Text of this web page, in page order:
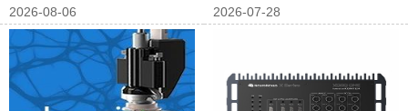
中的应用
2026-08-06
物屈光研究中...
2026-07-28